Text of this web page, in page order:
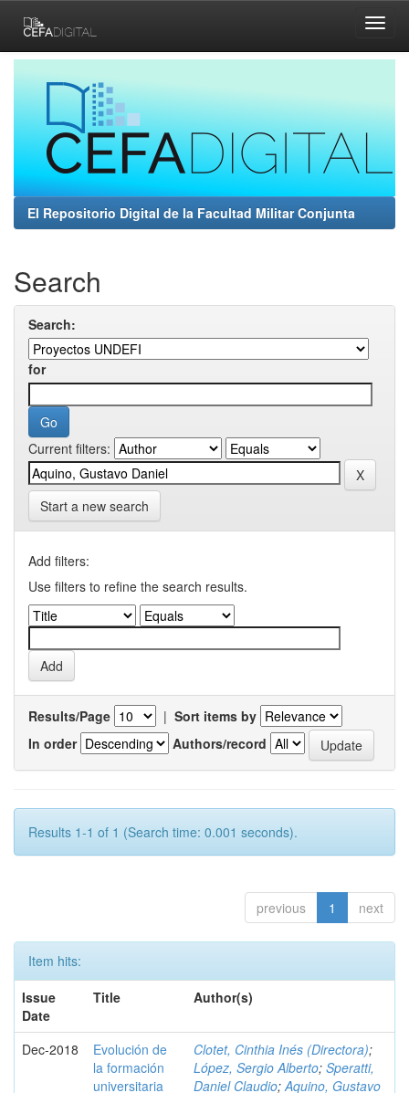
navigation
El Repositorio Digital de la Facultad Militar Conjunta
Search
Search:
for
Current filters:
Start a new search
Add filters:
Use filters to refine the search results.
Results/Page | Sort items by
In order
Authors/record
Results 1-1 of 1 (Search time: 0.001 seconds).
previous 1 next
Item hits:
Issue
Date
Title Author(s)
Dec-2018
Evolución de
la formación
universitaria
Clotet, Cinthia Inés (Directora);
López, Sergio Alberto; Speratti,
Daniel Claudio;Aquino, Gustavo